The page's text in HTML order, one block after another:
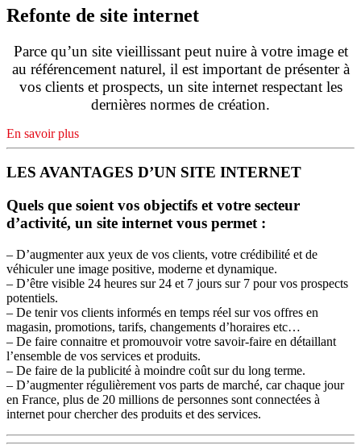
Refonte de site internet
Parce qu’un site vieillissant peut nuire à votre image et
au référencement naturel, il est important de présenter à
vos clients et prospects, un site internet respectant les
dernières normes de création.
En savoir plus
LES AVANTAGES D’UN SITE INTERNET
Quels que soient vos objectifs et votre secteur
d’activité, un site internet vous permet :
– D’augmenter aux yeux de vos clients, votre crédibilité et de
véhiculer une image positive, moderne et dynamique.
– D’être visible 24 heures sur 24 et 7 jours sur 7 pour vos prospects
potentiels.
– De tenir vos clients informés en temps réel sur vos offres en
magasin, promotions, tarifs, changements d’horaires etc…
– De faire connaitre et promouvoir votre savoir-faire en détaillant
l’ensemble de vos services et produits.
– De faire de la publicité à moindre coût sur du long terme.
– D’augmenter régulièrement vos parts de marché, car chaque jour
en France, plus de 20 millions de personnes sont connectées à
internet pour chercher des produits et des services.